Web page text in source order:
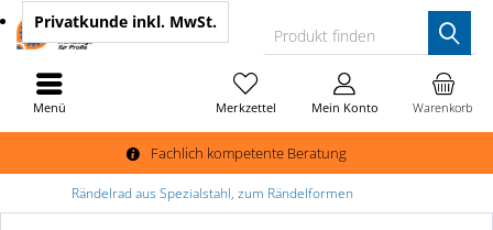
Fachlich kompetente Beratung
Produkt finden
Warenkorb
Merkzettel Mein Konto
Privatkunde inkl. MwSt.
Menü
Rändelrad aus Spezialstahl, zum Rändelformen